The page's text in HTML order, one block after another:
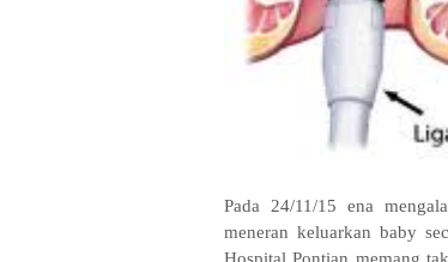
Pada 24/11/15 ena
meneran keluarkan baby